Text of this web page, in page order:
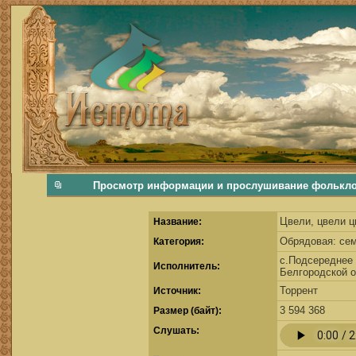
фольклорная музыка, фольклор хороводы бабушки русские народные песни послушать скачать каталог фольклора Скачать Поиск музыки, поиск фольклора, искать песни, как пели
Просмотр информации и прослушивание
Название: Цвели, цвели
Категория:
Обрядовая:
Исполнитель:
с.Подсереднее
Белгородской
Источник: Торрент
Размер (байт):
3 594 368
Cлушать: